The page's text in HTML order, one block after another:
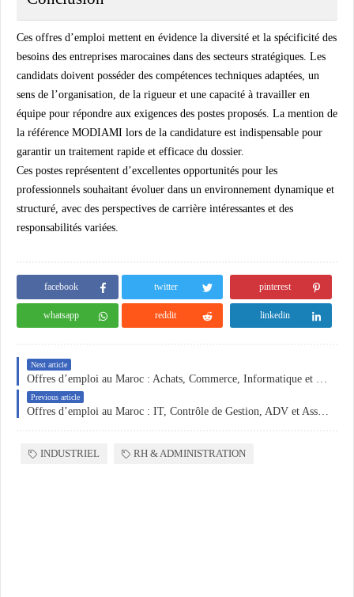
Ces offres d’emploi mettent en évidence la diversité et la spécificité des
besoins des entreprises marocaines dans des secteurs stratégiques. Les
candidats doivent posséder des compétences techniques adaptées, un
sens de l’organisation, de la rigueur et une capacité à travailler en
équipe pour répondre aux exigences des postes proposés. La mention de
la référence MODIAMI lors de la candidature est indispensable pour
garantir un traitement rapide et efficace du dossier.
Ces postes représentent d’excellentes opportunités pour les
professionnels souhaitant évoluer dans un environnement dynamique et
structuré, avec des perspectives de carrière intéressantes et des
responsabilités variées.
facebook twitter pinterest
whatsapp reddit linkedin
Next article
Previous article
INDUSTRIEL RH & ADMINISTRATION